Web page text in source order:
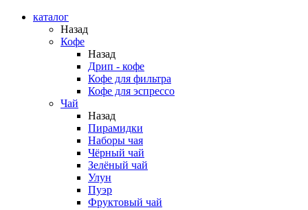
каталог
Назад
Кофе
Назад
Дрип - кофе
Кофе для фильтра
Кофе для эспрессо
Чай
Назад
Пирамидки
Наборы чая
Чёрный чай
Зелёный чай
Улун
Пуэр
Фруктовый чай